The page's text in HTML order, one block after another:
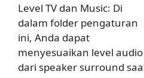
Level TV dan Music: Di
dalam folder pengaturan
ini, Anda dapat
menyesuaikan level audio
dari speaker surround